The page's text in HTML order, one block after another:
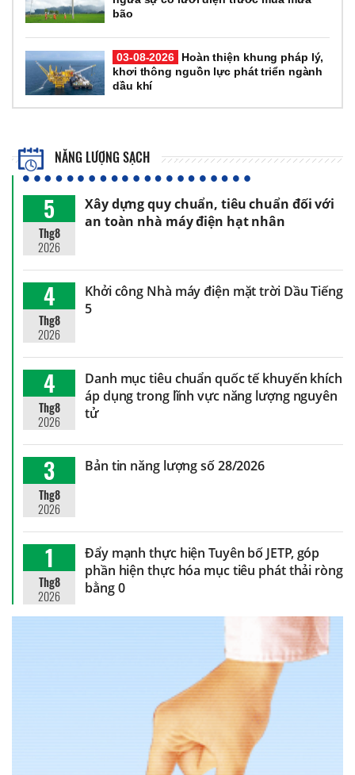
bão
03-08-2026
Hoàn thiện khung pháp lý,
khơi thông nguồn lực phát triển ngành
dầu khí
NĂNG LƯỢNG SẠCH
5
Thg8
2026
Xây dựng quy chuẩn, tiêu chuẩn đối với
an toàn nhà máy điện hạt nhân
4
Thg8
2026
Khởi công Nhà máy điện mặt trời Dầu Tiếng
5
4
Thg8
2026
Danh mục tiêu chuẩn quốc tế khuyến khích
áp dụng trong lĩnh vực năng lượng nguyên
tử
3
Thg8
2026
Bản tin năng lượng số 28/2026
1
Thg8
2026
Đẩy mạnh thực hiện Tuyên bố JETP, góp
phần hiện thực hóa mục tiêu phát thải ròng
bằng 0